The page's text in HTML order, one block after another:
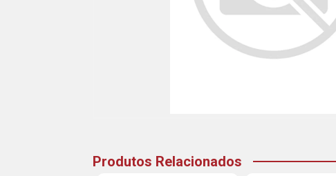
Produtos Relacionados